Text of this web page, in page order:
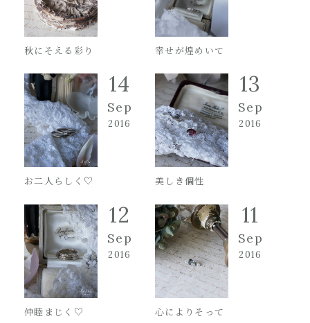
秋にそえる彩り 幸せが煌めいて
14
Sep
2016
お二人らしく♡
13
Sep
2016
美しき個性
12
Sep
2016
仲睦まじく♡
11
Sep
2016
心によりそって